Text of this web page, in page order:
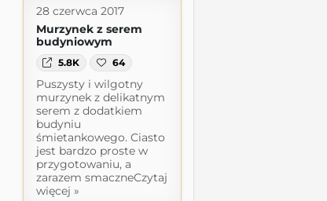
28 czerwca 2017
Murzynek z serem
budyniowym
5.8K 64
Puszysty i wilgotny
murzynek z delikatnym
serem z dodatkiem
budyniu
śmietankowego. Ciasto
jest bardzo proste w
przygotowaniu, a
zarazem smaczneCzytaj
więcej »